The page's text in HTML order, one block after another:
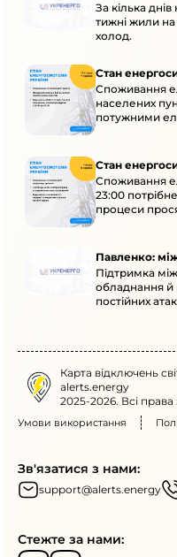
За кілька
тижні жили
холод.
Стан
Споживання
населених
потужними
Стан
Споживання
23:00
процеси
Павленко:
Підтримка
обладнання й
постійних
Карта відключень
alerts.energy
2025-2026. Всі права
Умови використання
Зв'язатися з нами:
support@alerts.energy
Стежте за нами: